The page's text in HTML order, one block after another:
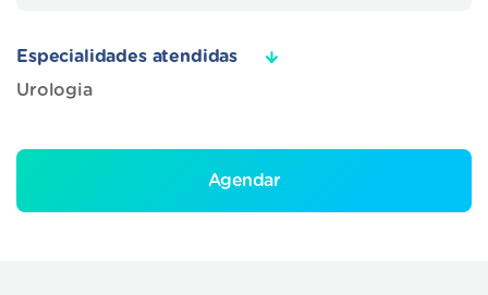
Especialidades atendidas
Urologia
Agendar